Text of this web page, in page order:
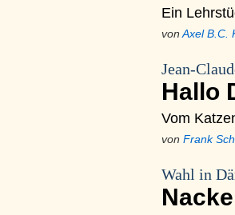
Ein
von Axel B.C.
Jean-
Hallo
Vom
von Frank
Wahl in